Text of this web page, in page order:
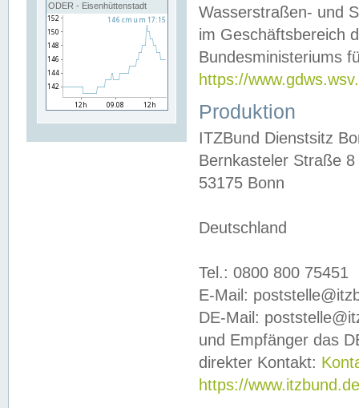
ODER - Eisenhüttenstadt
Wasserstraßen- und
im Geschäftsbereich
Bundesministeriums
https://
Produktion
ITZBund Dienstsitz
Bernkasteler Straße 8
53175 Bonn
Deutschland
Tel.: 0800 800 75451
E-Mail:
DE-Mail:
und Empfänger das
direkter Kontakt:
https://